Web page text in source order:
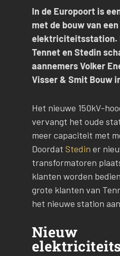
In de Europoort is
met de bouw van
elektriciteitsstation.
Tennet en Stedin
aannemers Volker
Visser & Smit Bouw
Het nieuwe 150kV-
vervangt het oude
meer capaciteit met
Doordat Stedin er
transformatoren
klanten worden
grote klanten van
het nieuwe station
Nieuw